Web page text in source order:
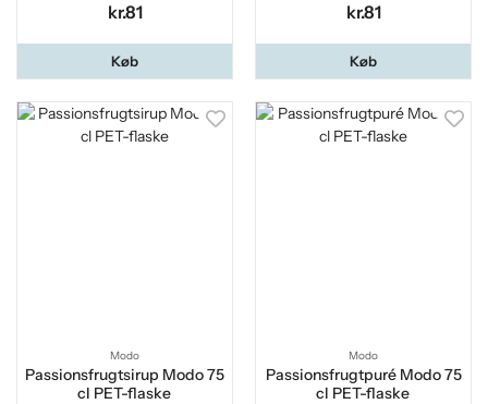
kr.81
Køb
kr.81
Køb
Modo
Passionsfrugtsirup Modo 75
cl PET-flaske
Modo
Passionsfrugtpuré Modo 75
cl PET-flaske